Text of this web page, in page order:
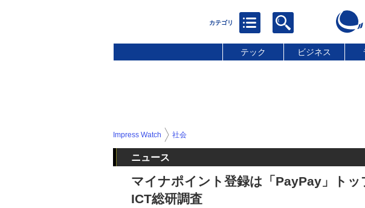
テック ビジネス
Impress Watch 社会
ニュース
マイナポイント登録は「PayPay」トッ
ICT総研調査